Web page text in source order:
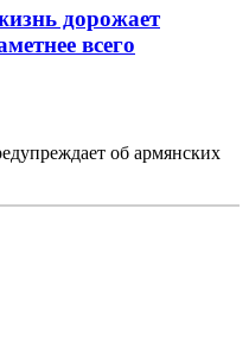
дорожает
всего
об армянских